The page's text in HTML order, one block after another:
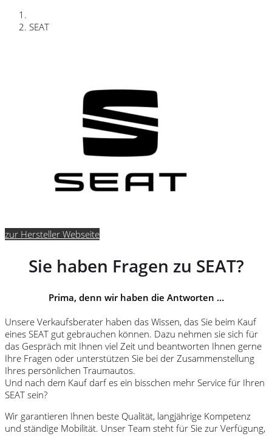
SEAT
zur Hersteller Webseite
Sie haben Fragen zu SEAT?
Prima, denn wir haben die Antworten …
Unsere Verkaufsberater haben das Wissen, das Sie beim Kauf
eines SEAT gut gebrauchen können. Dazu nehmen sie sich für
das Gespräch mit Ihnen viel Zeit und beantworten Ihnen gerne
Ihre Fragen oder unterstützen Sie bei der Zusammenstellung
Ihres persönlichen Traumautos.
Und nach dem Kauf darf es ein bisschen mehr Service für Ihren
SEAT sein?
Wir garantieren Ihnen beste Qualität, langjährige Kompetenz
und ständige Mobilität. Unser Team steht für Sie zur Verfügung,